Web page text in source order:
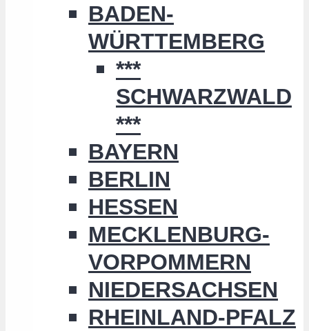
BADEN-
WÜRTTEMBERG
***
SCHWARZWALD
***
BAYERN
BERLIN
HESSEN
MECKLENBURG-
VORPOMMERN
NIEDERSACHSEN
RHEINLAND-PFALZ